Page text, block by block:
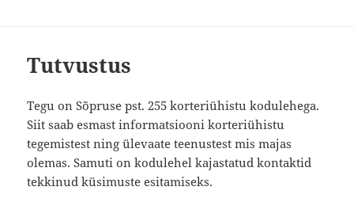
Tutvustus
Tegu on Sõpruse pst. 255 korteriühistu kodulehega.
Siit saab esmast informatsiooni korteriühistu
tegemistest ning ülevaate teenustest mis majas
olemas. Samuti on kodulehel kajastatud kontaktid
tekkinud küsimuste esitamiseks.